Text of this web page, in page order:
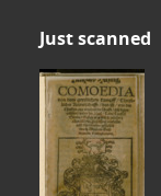
Just scanned